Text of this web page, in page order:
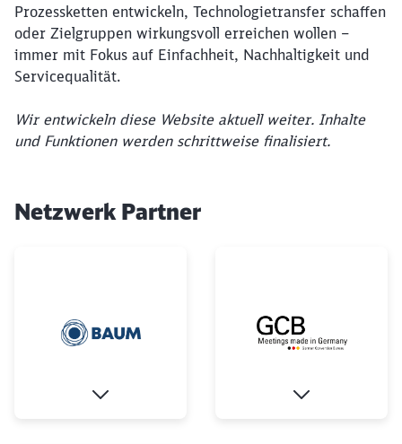
Prozessketten entwickeln, Technologietransfer schaffen
oder Zielgruppen wirkungsvoll erreichen wollen –
immer mit Fokus auf Einfachheit, Nachhaltigkeit und
Servicequalität.
Wir entwickeln diese Website aktuell weiter. Inhalte
und Funktionen werden schrittweise finalisiert.
Netzwerk Partner